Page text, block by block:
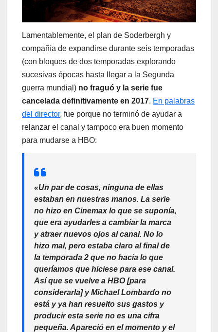
Lamentablemente, el plan de Soderbergh y
compañía de expandirse durante seis temporadas
(con bloques de dos temporadas explorando
sucesivas épocas hasta llegar a la Segunda
guerra mundial) no fraguó y la serie fue
cancelada definitivamente en 2017. En palabras
del director, fue porque no terminó de ayudar a
relanzar el canal y tampoco era buen momento
para mudarse a HBO:
«Un par de cosas, ninguna de ellas
estaban en nuestras manos. La serie
no hizo en Cinemax lo que se suponía,
que era ayudarles a cambiar la marca
y atraer nuevos ojos al canal. No lo
hizo mal, pero estaba claro al final de
la temporada 2 que no hacía lo que
queríamos que hiciese para ese canal.
Así que se vuelve a HBO [para
considerarla] y Michael Lombardo no
está y ya han resuelto sus gastos y
producir esta serie no es una cifra
pequeña. Apareció en el momento y el